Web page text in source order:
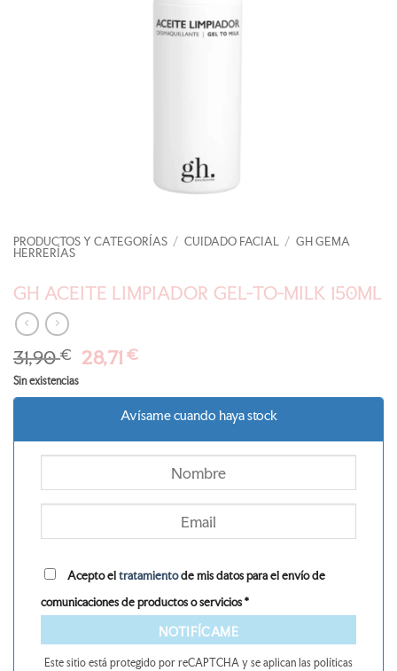
PRODUCTOS Y CATEGORÍAS / CUIDADO FACIAL / GH GEMA
HERRERÍAS
GH ACEITE LIMPIADOR GEL-TO-MILK 150ML
31,90€ El
original
31,90 €.
28,71€El
actual
es:
28,71 €.
Sin existencias
Avísame cuando haya stock
Acepto eltratamientode mis datos para el envío de
comunicaciones de productos o servicios *
NOTIFÍCAME
Este sitio está protegido por reCAPTCHA y se aplican las políticas